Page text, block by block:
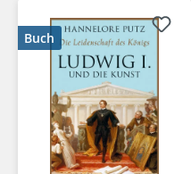
Buch